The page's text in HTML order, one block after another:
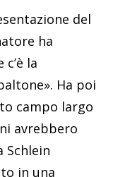
del
ha
la
Ha poi
campo largo
avrebbero
Schlein
in una